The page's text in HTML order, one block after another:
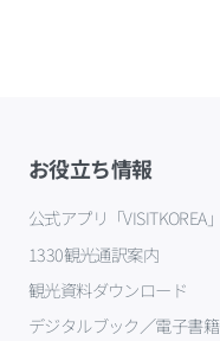
お役立ち情報
公式アプリ「VISITKOREA」
1330観光通訳案内
観光資料ダウンロード
デジタルブック／電子書籍